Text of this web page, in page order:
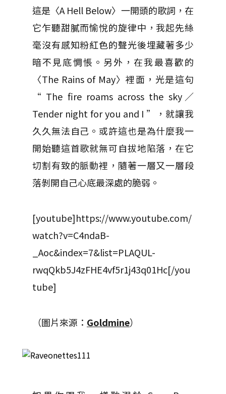
這是〈A Hell Below〉一開頭的歌詞，在
它乍聽甜膩而愉悅的旋律中，我起先絲
毫沒有感知粉紅色的聲光後埋藏著多少
暗不見底惆悵。另外，在我最喜歡的
〈The Rains of May〉裡面，光是這句
“ The fire roams across the sky／
Tender night for you and I ”，就讓我
久久無法自己。或許這也是為什麼我一
開始聽這首歌就無可自拔地陷落，在它
切割有致的脈動裡，隨著一層又一層段
落剝開自己心底最深處的脆弱。
[youtube]https://www.youtube.com/
watch?v=C4ndaB-
_Aoc&index=7&list=PLAQUL-
rwqQkb5J4zFHE4vf5r1j43q01Hc[/you
tube]
（圖片來源： Goldmine）